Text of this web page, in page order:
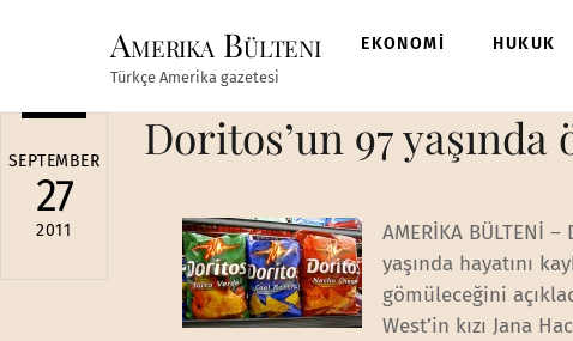
Amerika Bülteni
Türkçe Amerika gazetesi
EKONOMİ HUKUK
SEPTEMBER
27
2011
Doritos’un 97
AMERİKA BÜLTENİ
yaşında hayatını
gömüleceğini
West’in kızı Jana